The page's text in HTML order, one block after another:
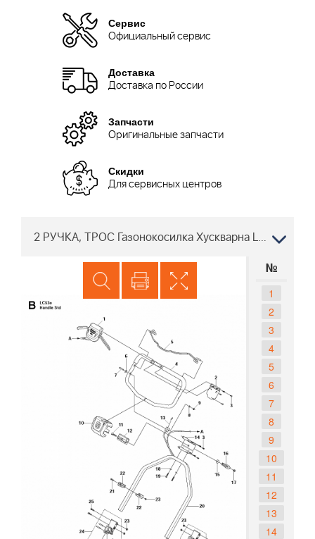
Сервис
Официальный сервис
Доставка
Доставка по России
Запчасти
Оригинальные запчасти
Скидки
Для сервисных центров
2 РУЧКА, ТРОС Газонокосилка Хускварна LC 53 E 96666920100 2011-01
№
1
2
3
4
5
6
7
8
9
10
11
12
13
14